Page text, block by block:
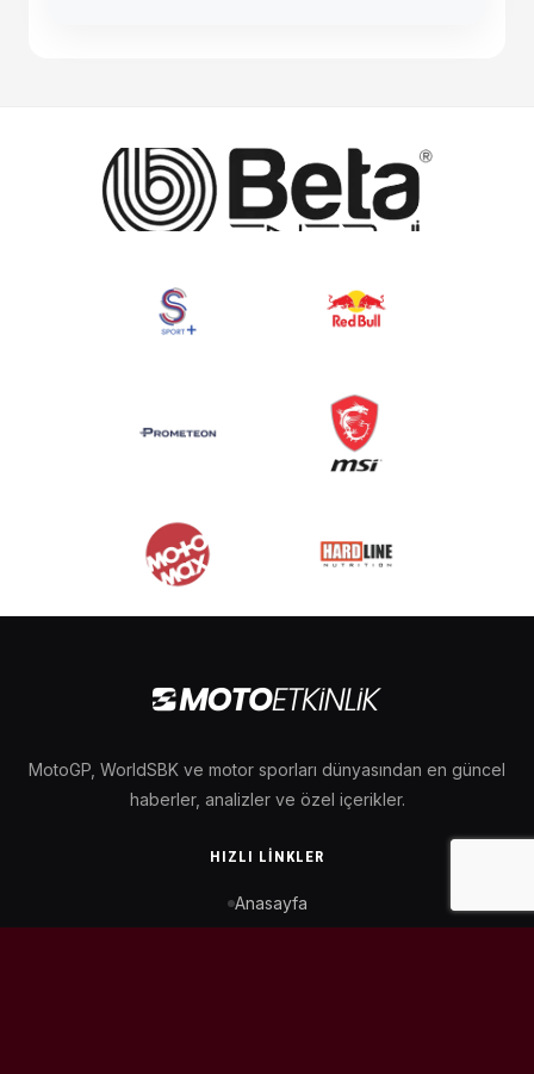
MotoGP, WorldSBK ve motor sporları dünyasından en güncel
haberler, analizler ve özel içerikler.
HIZLI LINKLER
Anasayfa